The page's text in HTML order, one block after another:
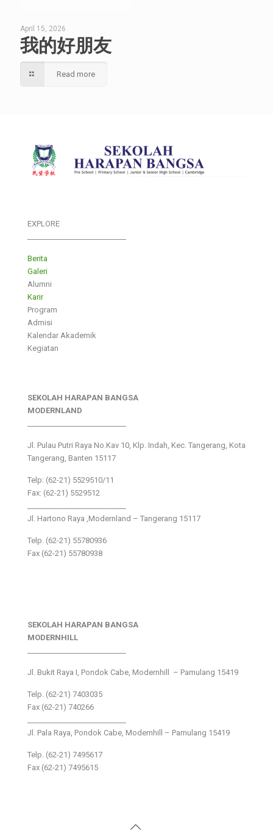
April 15, 2026
我的好朋友
Read more
EXPLORE
Berita
Galeri
Alumni
Karir
Program
Admisi
Kalendar Akademik
Kegiatan
SEKOLAH HARAPAN BANGSA
MODERNLAND
Jl. Pulau Putri Raya No.Kav 10, Klp. Indah, Kec. Tangerang, Kota
Tangerang, Banten 15117
Telp: (62-21) 5529510/11
Fax: (62-21) 5529512
Jl. Hartono Raya ,Modernland – Tangerang 15117
Telp. (62-21) 55780936
Fax (62-21) 55780938
SEKOLAH HARAPAN BANGSA
MODERNHILL
Jl. Bukit Raya I, Pondok Cabe, Modernhill – Pamulang 15419
Telp. (62-21) 7403035
Fax (62-21) 740266
Jl. Pala Raya, Pondok Cabe, Modernhill – Pamulang 15419
Telp. (62-21) 7495617
Fax (62-21) 7495615